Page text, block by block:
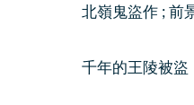
北嶺鬼盜作 ; 前
千年的王陵被盜